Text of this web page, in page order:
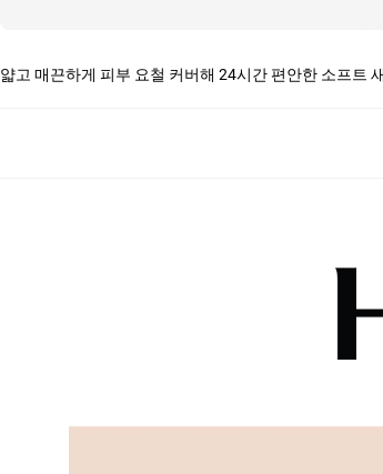
얇고 매끈하게 피부 요철 커버해 24시간 편안한 소프트